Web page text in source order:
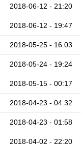
2018-06-12 - 21:20
2018-06-12 - 19:47
2018-05-25 - 16:03
2018-05-24 - 19:24
2018-05-15 - 00:17
2018-04-23 - 04:32
2018-04-23 - 01:58
2018-04-02 - 22:20